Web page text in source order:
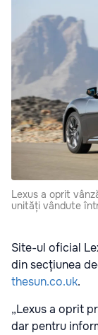
Lexus a oprit
unități vândute
Site-ul oficial
din secțiunea
thesun.co.uk.
„Lexus a oprit
dar pentru